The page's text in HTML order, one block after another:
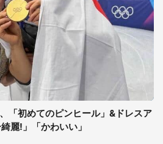
「初めてのピンヒール」&ドレスア
麗!」「かわいい」